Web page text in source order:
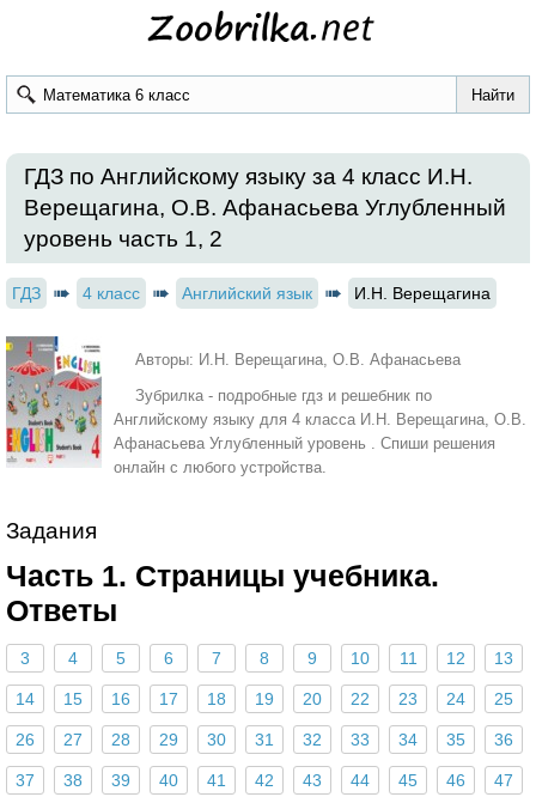
ГДЗ по Английскому языку за 4 класс И.Н.
Верещагина, О.В. Афанасьева Углубленный
уровень часть 1, 2
ГДЗ 4 класс Английский язык И.Н. Верещагина
Авторы: И.Н. Верещагина, О.В. Афанасьева
Зубрилка - подробные гдз и решебник по
Английскому языку для 4 класса И.Н. Верещагина, О.В.
Афанасьева Углубленный уровень . Спиши решения
онлайн с любого устройства.
Задания
Часть 1. Страницы учебника.
Ответы
3 4 5 6 7 8 9 10 11 12 13
14 15 16 17 18 19 20 22 23 24 25
26 27 28 29 30 31 32 33 34 35 36
37 38 39 40 41 42 43 44 45 46 47